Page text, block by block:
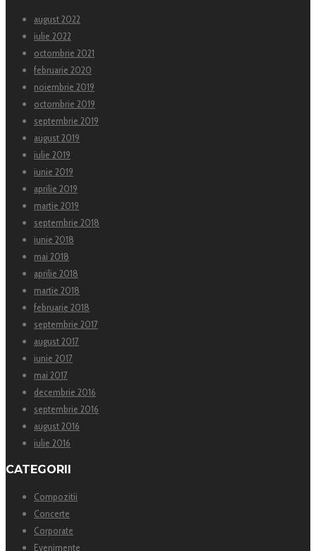
august 2022
iulie 2022
octombrie 2021
februarie 2020
noiembrie 2019
octombrie 2019
septembrie 2019
august 2019
iulie 2019
iunie 2019
aprilie 2019
martie 2019
septembrie 2018
iunie 2018
mai 2018
aprilie 2018
martie 2018
februarie 2018
septembrie 2017
august 2017
iunie 2017
mai 2017
decembrie 2016
septembrie 2016
august 2016
iulie 2016
CATEGORII
Compozitii
Concerte
Corporate
Evenimente